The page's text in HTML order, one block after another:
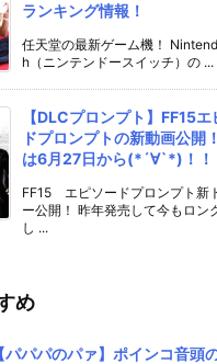
ランキング情報！
任天堂の最新ゲーム機！
h（ニンテンドースイッチ）の ...
【DLCプロンプト】FF15
ドプロンプトの新動画公開
は6月27日から(*´∀`*)！！
FF15 エピソードプロンプト新
ー公開！ 昨年発売して今もロン
し ...
め
【パパパのパァ】ポインコ音頭